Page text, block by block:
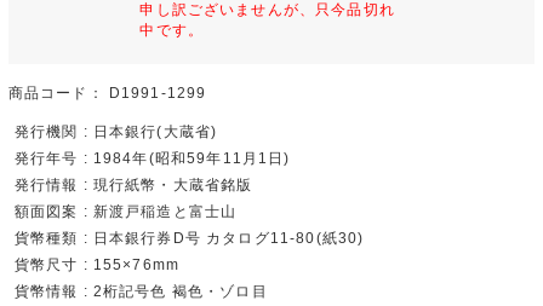
申し訳ございませんが、只今品切れ
中です。
商品コード： D1991-1299
発行機関 : 日本銀行(大蔵省)
発行年号 : 1984年(昭和59年11月1日)
発行情報 : 現行紙幣・大蔵省銘版
額面図案 : 新渡戸稲造と富士山
貨幣種類 : 日本銀行券D号 カタログ11-80(紙30)
貨幣尺寸 : 155×76mm
貨幣情報 : 2桁記号色 褐色・ゾロ目